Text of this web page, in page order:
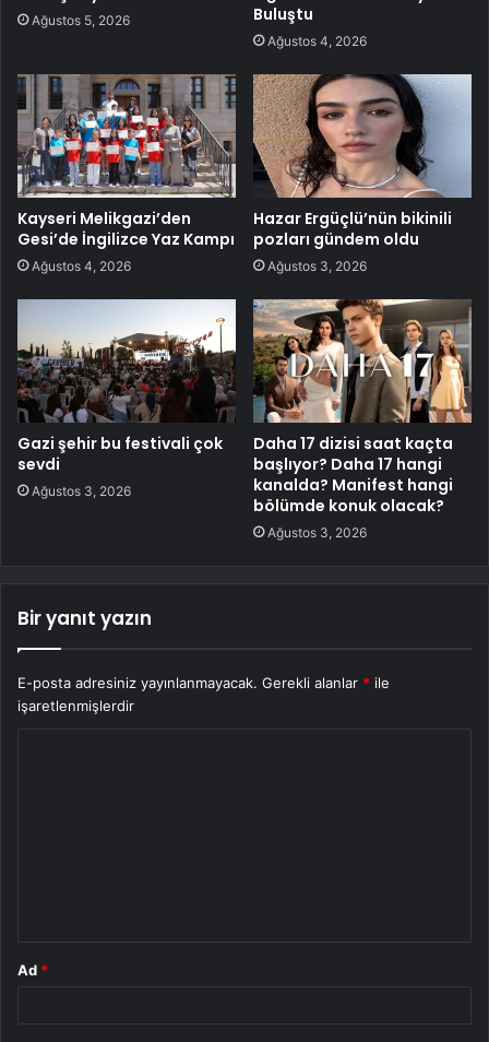
Ağustos 5, 2026
Buluştu
Ağustos 4, 2026
Kayseri Melikgazi’den
Gesi’de İngilizce Yaz Kampı
Ağustos 4, 2026
Hazar Ergüçlü’nün bikinili
pozları gündem oldu
Ağustos 3, 2026
Gazi şehir bu festivali çok
sevdi
Ağustos 3, 2026
Daha 17 dizisi saat kaçta
başlıyor? Daha 17 hangi
kanalda? Manifest hangi
bölümde konuk olacak?
Ağustos 3, 2026
Bir yanıt yazın
E-posta adresiniz yayınlanmayacak. Gerekli alanlar * ile
işaretlenmişlerdir
Ad *